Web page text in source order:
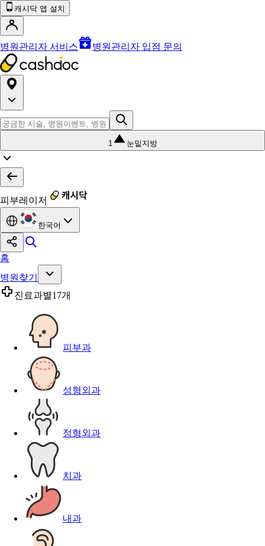
캐시닥 앱 설치
병원관리자 서비스 병원관리자 입점 문의
1 눈밑지방
피부레이저
한국어
홈
병원찾기
진료과별17개
피부과
성형외과
정형외과
치과
내과